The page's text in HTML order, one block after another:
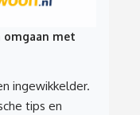
omgaan met
ingewikkelder.
tips en